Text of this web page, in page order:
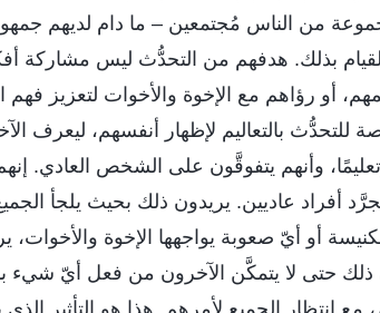
من الناس مُجتمعين – ما دام لديهم
بذلك. هدفهم من التحدُّث ليس مشاركة
أو رؤاهم مع الإخوة والأخوات لتعزيز
للتحدُّث بالتعاليم لإظهار أنفسهم، ليعرف
وأنهم يتفوقَّون على الشخص العادي.
أفراد عاديين. يريدون ذلك بحيث يلجأ
أو أيّ صعوبة يواجهها الإخوة
ذلك حتى لا يتمكَّن الآخرون من فعل أيّ شيء
مع انتظار الجميع لأمرهم. هذا هو التأثير